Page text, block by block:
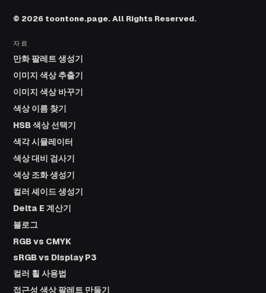
© 2026 toontone.page. All Rights Reserved.
자료
만화 팔레트 생성기
이미지 색상 추출기
이미지 색상 바꾸기
색상 이름 찾기
HSB 색상 선택기
색각 시뮬레이터
색상 대비 검사기
색상 조화 생성기
컬러 셰이드 생성기
Delta E 계산기
블로그
RGB vs CMYK
sRGB vs Display P3
컬러 휠 사용법
접근성 색상 팔레트 만들기